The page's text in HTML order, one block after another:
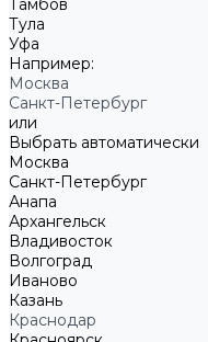
Тамбов
Тула
Уфа
Например:
Москва
Санкт-Петербург
или
Выбрать автоматически
Москва
Санкт-Петербург
Анапа
Архангельск
Владивосток
Волгоград
Иваново
Казань
Краснодар